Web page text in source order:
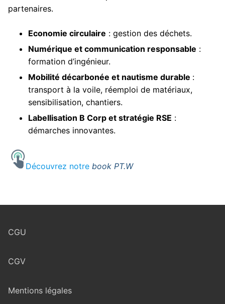
partenaires.
Economie circulaire : gestion des déchets.
Numérique et communication responsable :
formation d’ingénieur.
Mobilité décarbonée et nautisme durable :
transport à la voile, réemploi de matériaux,
sensibilisation, chantiers.
Labellisation B Corp et stratégie RSE :
démarches innovantes.
Découvrez notre book PT.W
CGU
CGV
Mentions légales